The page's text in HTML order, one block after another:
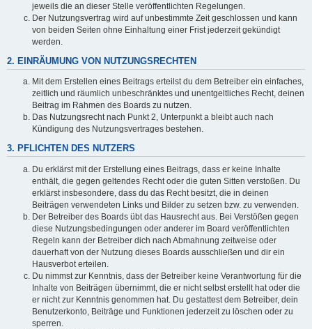
jeweils die an dieser Stelle veröffentlichten Regelungen.
Der Nutzungsvertrag wird auf unbestimmte Zeit geschlossen und kann
von beiden Seiten ohne Einhaltung einer Frist jederzeit gekündigt
werden.
2. EINRÄUMUNG VON NUTZUNGSRECHTEN
Mit dem Erstellen eines Beitrags erteilst du dem Betreiber ein einfaches,
zeitlich und räumlich unbeschränktes und unentgeltliches Recht, deinen
Beitrag im Rahmen des Boards zu nutzen.
Das Nutzungsrecht nach Punkt 2, Unterpunkt a bleibt auch nach
Kündigung des Nutzungsvertrages bestehen.
3. PFLICHTEN DES NUTZERS
Du erklärst mit der Erstellung eines Beitrags, dass er keine Inhalte
enthält, die gegen geltendes Recht oder die guten Sitten verstoßen. Du
erklärst insbesondere, dass du das Recht besitzt, die in deinen
Beiträgen verwendeten Links und Bilder zu setzen bzw. zu verwenden.
Der Betreiber des Boards übt das Hausrecht aus. Bei Verstößen gegen
diese Nutzungsbedingungen oder anderer im Board veröffentlichten
Regeln kann der Betreiber dich nach Abmahnung zeitweise oder
dauerhaft von der Nutzung dieses Boards ausschließen und dir ein
Hausverbot erteilen.
Du nimmst zur Kenntnis, dass der Betreiber keine Verantwortung für die
Inhalte von Beiträgen übernimmt, die er nicht selbst erstellt hat oder die
er nicht zur Kenntnis genommen hat. Du gestattest dem Betreiber, dein
Benutzerkonto, Beiträge und Funktionen jederzeit zu löschen oder zu
sperren.